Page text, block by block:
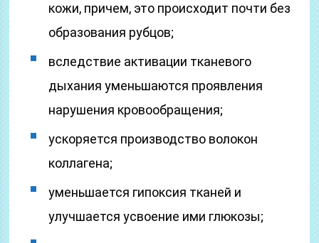
кожи, причем, это происходит почти без
образования рубцов;
вследствие активации тканевого
дыхания уменьшаются проявления
нарушения кровообращения;
ускоряется производство волокон
коллагена;
уменьшается гипоксия тканей и
улучшается усвоение ими глюкозы;